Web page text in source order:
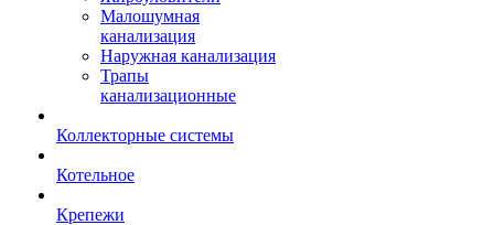
Малошумная
канализация
Наружная канализация
Трапы
канализационные
Коллекторные системы
Котельное
Крепежи